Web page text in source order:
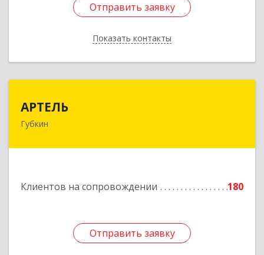
Отправить заявку
Показать контакты
Отправить заявку
Назад
АРТЕЛЬ
Губкин
Клиентов на сопровождении 180
Отправить заявку
309181, Белгородская обл, Губкинский р-н,
Отправить заявку